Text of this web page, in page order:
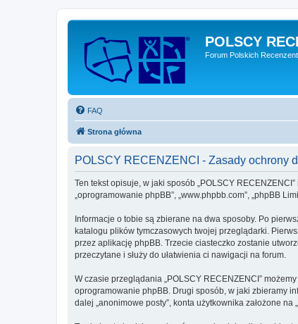
POLSCY
Forum Polskich
FAQ
Strona główna
POLSCY RECENZENCI - Zasady ochrony
Ten tekst opisuje, w jaki sposób „POLSCY RECENZENCI”
„oprogramowanie phpBB”, „www.phpbb.com”, „phpBB
Informacje o tobie są zbierane na dwa sposoby. Po
katalogu plików tymczasowych twojej przeglądarki.
przez aplikację phpBB. Trzecie ciasteczko zostanie
przeczytane i służy do ułatwienia ci nawigacji na forum.
W czasie przeglądania „POLSCY RECENZENCI”
oprogramowanie phpBB. Drugi sposób, w jaki zbieramy
dalej „anonimowe posty”, konta użytkownika założone